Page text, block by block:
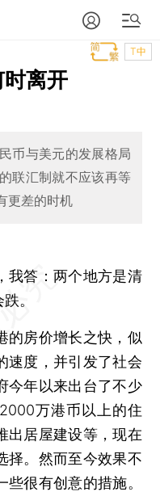
T中
离开
币与美元的发展格局
联汇制就不应该再等
更差的时机
答：两个地方是清
。
房价增长之快，似
速度，并引发了社会
今年以来出台了不少
万港币以上的住
出居屋建设等，现在
择。然而至今效果不
很有创意的措施。